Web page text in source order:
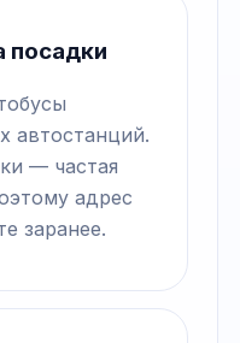
посадки
автостанций.
— частая
адрес
заранее.